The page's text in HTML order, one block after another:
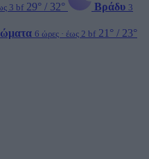
3 bf 29° / 32° Βράδυ 3
6 ώρες · έως 2 bf 21° / 23°